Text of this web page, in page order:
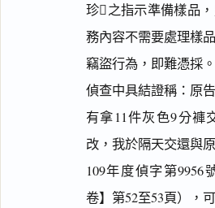
珍之指示準備樣品
務內容不需要處理樣
竊盜行為，即難憑採
偵查中具結證稱：原
有拿11件灰色9分褲
改，我於隔天交還與
109年度偵字第
卷】第52至53頁），